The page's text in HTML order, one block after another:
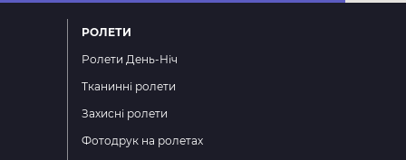
РОЛЕТИ
Ролети День-Ніч
Тканинні ролети
Захисні ролети
Фотодрук на ролетах